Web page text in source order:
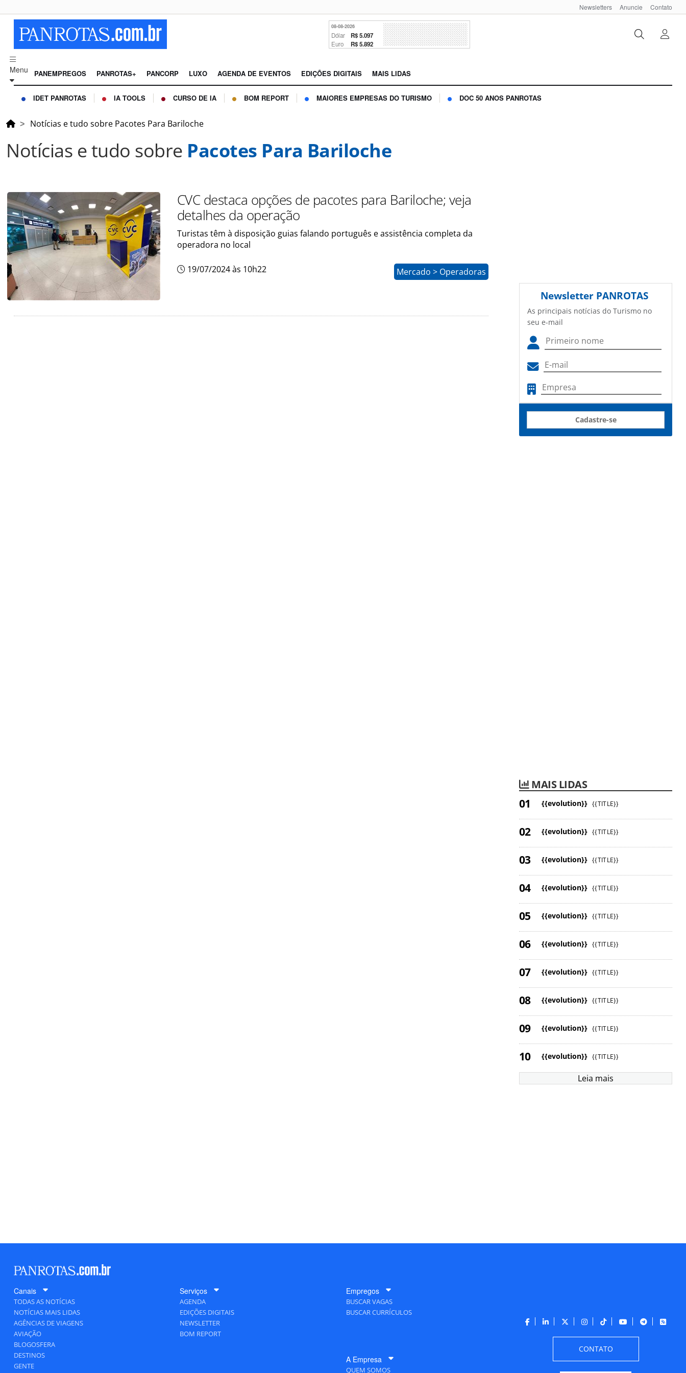
Newsletters Anuncie Contato
08-08-2026
Dólar R$ 5.097
Euro R$ 5.892
Menu PANEMPREGOS PANROTAS+ PANCORP LUXO AGENDA DE EVENTOS EDIÇÕES DIGITAIS MAIS LIDAS
IDET PANROTAS IA TOOLS CURSO DE IA BOM REPORT MAIORES EMPRESAS DO TURISMO DOC 50 ANOS PANROTAS
Notícias e tudo sobre Pacotes Para Bariloche
Notícias e tudo sobre Pacotes Para Bariloche
CVC destaca opções de pacotes para Bariloche; veja
detalhes da operação
Turistas têm à disposição guias falando português e assistência completa da
operadora no local
19/07/2024 às 10h22 Mercado > Operadoras
Newsletter PANROTAS
As principais notícias do Turismo no
seu e-mail
Cadastre-se
MAIS LIDAS
{{evolution}} {{TITLE}}
{{evolution}} {{TITLE}}
{{evolution}} {{TITLE}}
{{evolution}} {{TITLE}}
{{evolution}} {{TITLE}}
{{evolution}} {{TITLE}}
{{evolution}} {{TITLE}}
{{evolution}} {{TITLE}}
{{evolution}} {{TITLE}}
{{evolution}} {{TITLE}}
Leia mais
Canais
TODAS AS NOTÍCIAS
NOTÍCIAS MAIS LIDAS
AGÊNCIAS DE VIAGENS
AVIAÇÃO
BLOGOSFERA
DESTINOS
GENTE
Serviços
AGENDA
EDIÇÕES DIGITAIS
NEWSLETTER
BOM REPORT
Empregos
BUSCAR VAGAS
BUSCAR CURRÍCULOS
A Empresa
QUEM SOMOS
CONTATO